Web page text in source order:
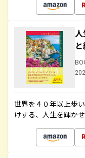
世界を４０年以上歩
けする、人生を輝か